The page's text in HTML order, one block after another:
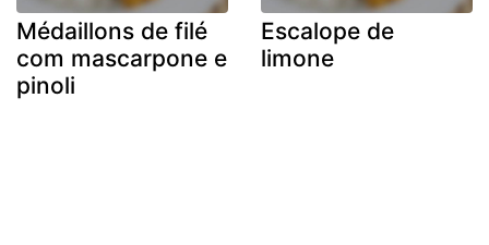
Médaillons de filé
com mascarpone e
pinoli
Escalope de
limone